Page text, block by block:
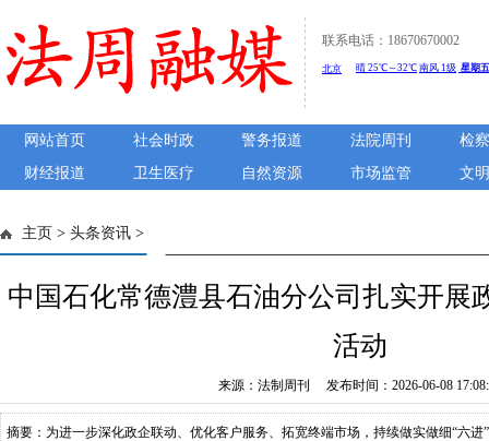
联系电话：18670670002
网站首页 社会时政 警务报道 法院周刊
检
财经报道
卫生医疗 自然资源 市场监管 文
主页 > 头条资讯 >
中国石化常德澧县石油分公司扎实开展
活动
来源：法制周刊 发布时间：2026-06-08
摘要：为进一步深化政企联动、优化客户服务、拓宽终端市场，持续做实做细“六